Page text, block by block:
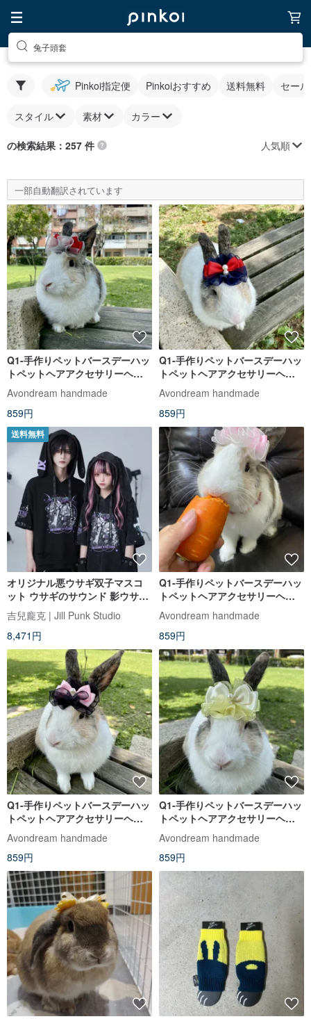
兔子頭套
Pinkoi指定便 Pinkoiおすすめ 送料無料 セー
スタイル 素材 カラー
の検索結果：257 件 人気順
一部自動翻訳されています
Q1-手作りペットバースデーハッ
トペットヘアアクセサリーヘッ
ドギアバニーリーシュアクセサ
リーバニーリース
Avondream handmade
859円
Q1-手作りペットバースデーハッ
トペットヘアアクセサリーヘッ
ドギアバニーリーシュアクセサ
リーバニーリース
Avondream handmade
859円
送料無料
オリジナル悪ウサギ双子マスコ
ット ウサギのサウンド 影ウサギ
ウォッシュド ダメージ加工 ウサ
ミミパーカー アームカバー付き
JJ2586
吉兒龐克 | Jill Punk Studio
8,471円
Q1-手作りペットバースデーハッ
トペットヘアアクセサリーヘッ
ドギアバニーリーシュアクセサ
リーバニーリース
Avondream handmade
859円
Q1-手作りペットバースデーハッ
トペットヘアアクセサリーヘッ
ドギアバニーリーシュアクセサ
リーバニーリース
Avondream handmade
859円
Q1-手作りペットバースデーハッ
トペットヘアアクセサリーヘッ
ドギアバニーリーシュアクセサ
リーバニーリース
Avondream handmade
859円